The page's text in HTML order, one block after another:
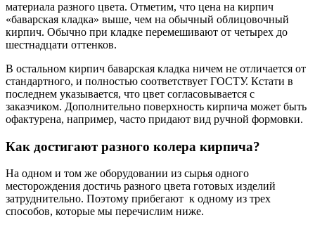
материала разного цвета. Отметим, что цена на кирпич
«баварская кладка» выше, чем на обычный облицовочный
кирпич. Обычно при кладке перемешивают от четырех до
шестнадцати оттенков.
В остальном кирпич баварская кладка ничем не отличается от
стандартного, и полностью соответствует ГОСТУ. Кстати в
последнем указывается, что цвет согласовывается с
заказчиком. Дополнительно поверхность кирпича может быть
офактурена, например, часто придают вид ручной формовки.
Как достигают разного колера кирпича?
На одном и том же оборудовании из сырья одного
месторождения достичь разного цвета готовых изделий
затруднительно. Поэтому прибегают к одному из трех
способов, которые мы перечислим ниже.